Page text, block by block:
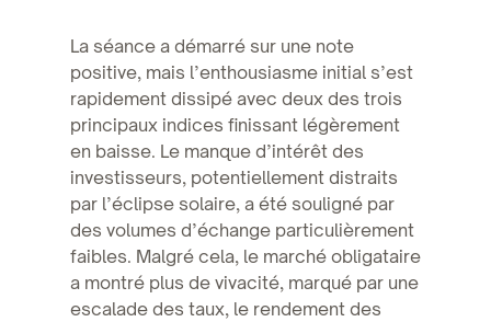
La séance a démarré sur une note
positive, mais l’enthousiasme initial s’est
rapidement dissipé avec deux des trois
principaux indices finissant légèrement
en baisse. Le manque d’intérêt des
investisseurs, potentiellement distraits
par l’éclipse solaire, a été souligné par
des volumes d’échange particulièrement
faibles. Malgré cela, le marché obligataire
a montré plus de vivacité, marqué par une
escalade des taux, le rendement des